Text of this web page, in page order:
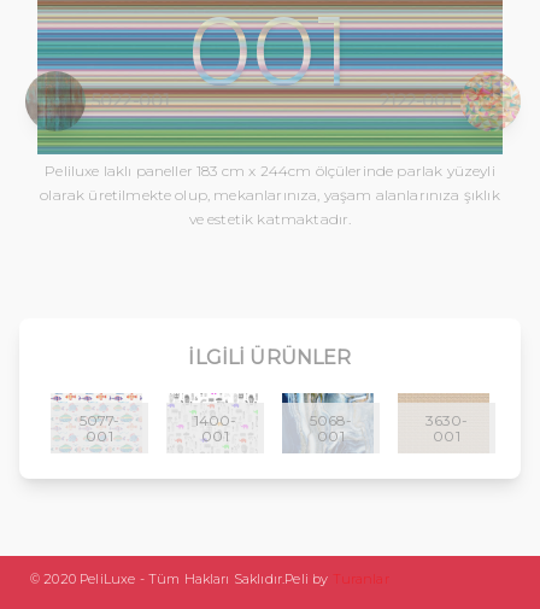
001
Peliluxe laklı paneller 183 cm x 244cm ölçülerinde parlak yüzeyli
olarak üretilmekte olup, mekanlarınıza, yaşam alanlarınıza şıklık
ve estetik katmaktadır.
İLGILI ÜRÜNLER
5077-
001
1400-
001
5068-
001
3630-
001
5022-001 2122-001
© 2020 PeliLuxe - Tüm Hakları Saklıdır.Peli by Turanlar